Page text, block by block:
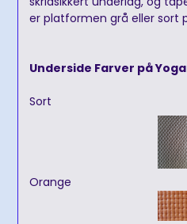
er platformen grå eller sort
Underside Farver på
Sort
Orange